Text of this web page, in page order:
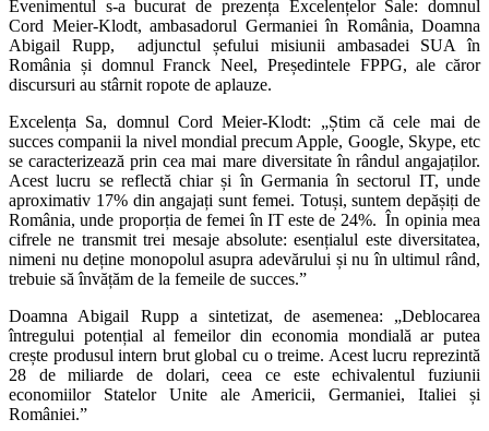
Evenimentul s-a bucurat de prezența Excelențelor Sale: domnul
Cord Meier-Klodt, ambasadorul Germaniei în România, Doamna
Abigail Rupp, adjunctul șefului misiunii ambasadei SUA în
România și domnul Franck Neel, Președintele FPPG, ale căror
discursuri au stârnit ropote de aplauze.
Excelența Sa, domnul Cord Meier-Klodt: „Știm că cele mai de
succes companii la nivel mondial precum Apple, Google, Skype, etc
se caracterizează prin cea mai mare diversitate în rândul angajaților.
Acest lucru se reflectă chiar și în Germania în sectorul IT, unde
aproximativ 17% din angajați sunt femei. Totuși, suntem depășiți de
România, unde proporția de femei în IT este de 24%. În opinia mea
cifrele ne transmit trei mesaje absolute: esențialul este diversitatea,
nimeni nu deține monopolul asupra adevărului și nu în ultimul rând,
trebuie să învățăm de la femeile de succes.”
Doamna Abigail Rupp a sintetizat, de asemenea: „Deblocarea
întregului potențial al femeilor din economia mondială ar putea
crește produsul intern brut global cu o treime. Acest lucru reprezintă
28 de miliarde de dolari, ceea ce este echivalentul fuziunii
economiilor Statelor Unite ale Americii, Germaniei, Italiei și
României.”